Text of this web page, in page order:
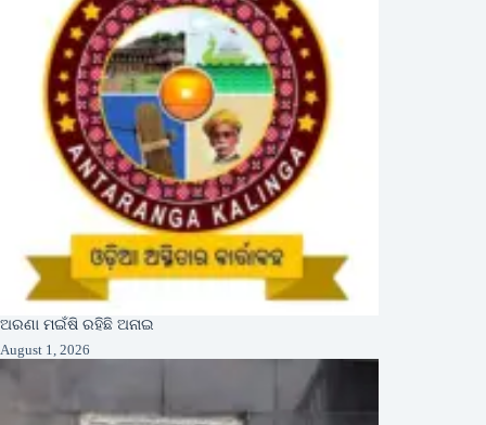
ଅରଣା ମଇଁଷି ରହିଛି ଅନାଇ
August 1, 2026